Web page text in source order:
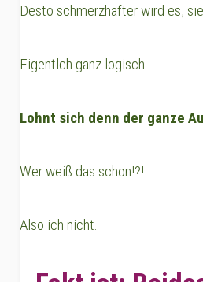
Desto schmerzhafter wird es,
Eigentlch ganz logisch.
Lohnt sich denn der ganze
Wer weiß das schon!?!
Also ich nicht.